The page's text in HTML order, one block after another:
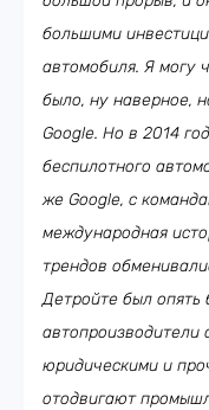
большими
автомобиля. Я могу
было, ну наверное,
Google. Но в 2014
беспилотного
же Google, с
международная
трендов
Детройте был опять
автопроизводители
юридическими и
отодвигают